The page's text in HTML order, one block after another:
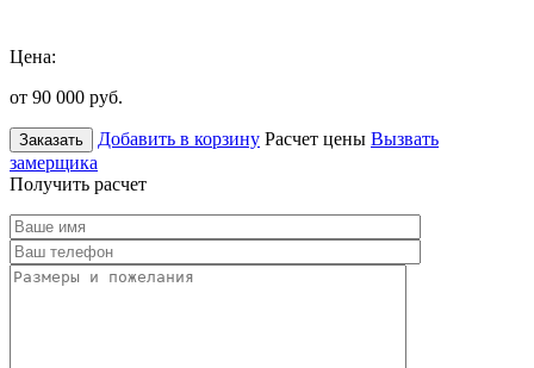
Цена:
от 90 000 руб.
Заказать Добавить в корзину Расчет цены Вызвать
замерщика
Получить расчет